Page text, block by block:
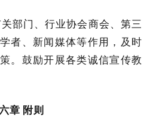
部门、行业协会商会、 第三
者、新闻媒体等作用，及时
。 鼓励开展各类诚信宣传教
六章 附则